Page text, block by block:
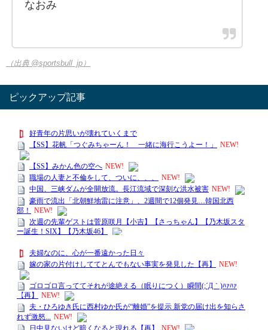
なおみ
（出典 @sportsbull_jp）
ピックアップ記事